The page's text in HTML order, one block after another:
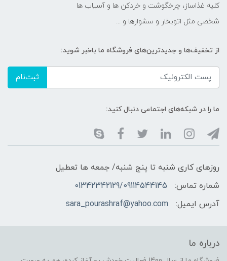
کلیه غذاساز، چرخگوشت و خردکن ها و آسیاب ها
شخصی مثل اتوبخار و سشوارها و ...
از تخفیف‌ها و جدیدترین‌های فروشگاه ما باخبر شوید:
ثبت‌نام
ما را در شبکه‌های اجتماعی دنبال کنید:
روزهای کاری شنبه تا پنج شنبه/ جمعه ها تعطیل
شماره تماس:
01342342129/09114544145
آدرس ایمیل:
sara_pourashraf@yahoo.com
درباره ما